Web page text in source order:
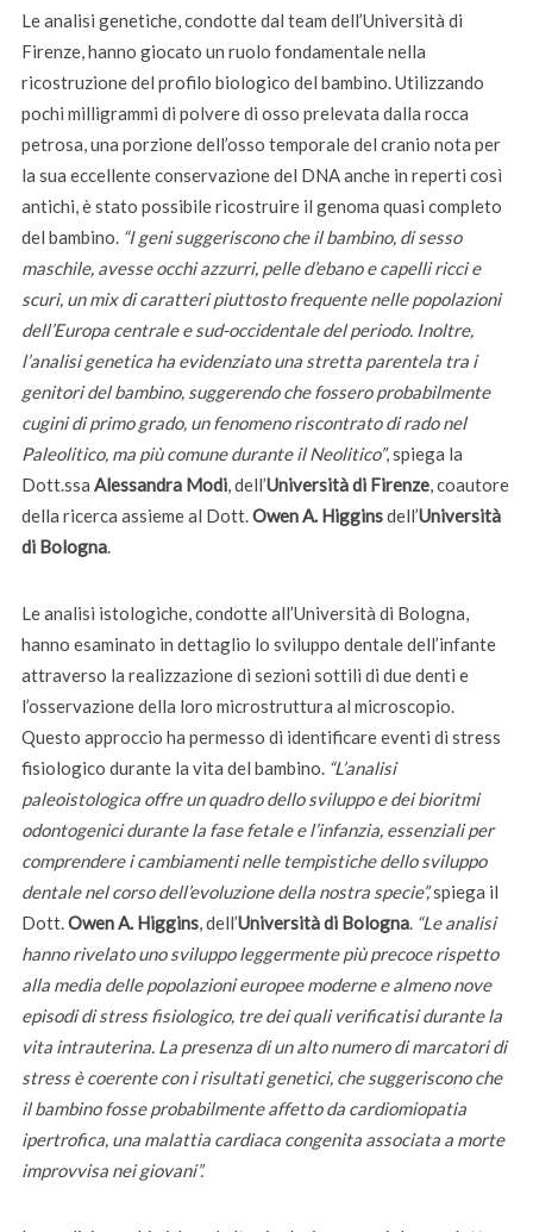
Le analisi genetiche, condotte dal team dell’Università di
Firenze, hanno giocato un ruolo fondamentale nella
ricostruzione del profilo biologico del bambino. Utilizzando
pochi milligrammi di polvere di osso prelevata dalla rocca
petrosa, una porzione dell’osso temporale del cranio nota per
la sua eccellente conservazione del DNA anche in reperti così
antichi, è stato possibile ricostruire il genoma quasi completo
del bambino. “I geni suggeriscono che il bambino, di sesso
maschile, avesse occhi azzurri, pelle d’ebano e capelli ricci e
scuri, un mix di caratteri piuttosto frequente nelle popolazioni
dell’Europa centrale e sud-occidentale del periodo. Inoltre,
l’analisi genetica ha evidenziato una stretta parentela tra i
genitori del bambino, suggerendo che fossero probabilmente
cugini di primo grado, un fenomeno riscontrato di rado nel
Paleolitico, ma più comune durante il Neolitico”, spiega la
Dott.ssa Alessandra Modi, dell’Università di Firenze, coautore
della ricerca assieme al Dott.Owen A. Higginsdell’Università
di Bologna.
Le analisi istologiche, condotte all’Università di Bologna,
hanno esaminato in dettaglio lo sviluppo dentale dell’infante
attraverso la realizzazione di sezioni sottili di due denti e
l’osservazione della loro microstruttura al microscopio.
Questo approccio ha permesso di identificare eventi di stress
fisiologico durante la vita del bambino. “L’analisi
paleoistologica offre un quadro dello sviluppo e dei bioritmi
odontogenici durante la fase fetale e l’infanzia, essenziali per
comprendere i cambiamenti nelle tempistiche dello sviluppo
dentale nel corso dell’evoluzione della nostra specie”,spiega il
Dott.Owen A. Higgins, dell’Università di Bologna. “Le analisi
hanno rivelato uno sviluppo leggermente più precoce rispetto
alla media delle popolazioni europee moderne e almeno nove
episodi di stress fisiologico, tre dei quali verificatisi durante la
vita intrauterina. La presenza di un alto numero di marcatori di
stress è coerente con i risultati genetici, che suggeriscono che
il bambino fosse probabilmente affetto da cardiomiopatia
ipertrofica, una malattia cardiaca congenita associata a morte
improvvisa nei giovani”.